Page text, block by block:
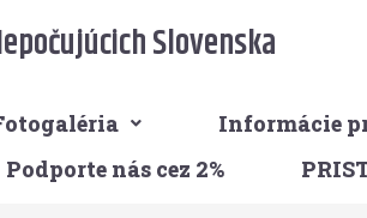
Slovenska
Informácie
Podporte nás cez 2%